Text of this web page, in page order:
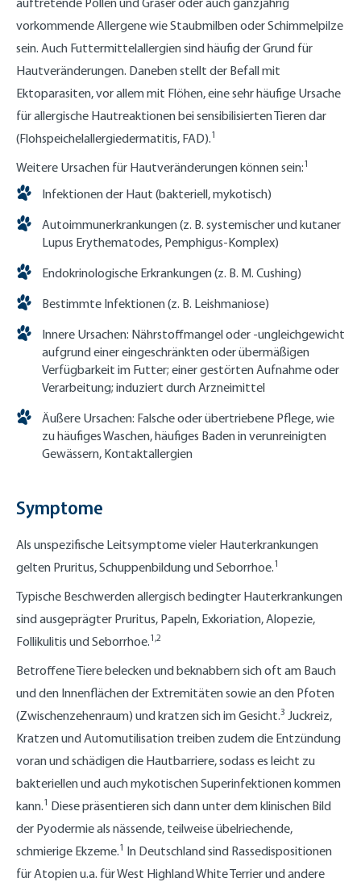
vorkommende Allergene wie Staubmilben oder Schimmelpilze
sein. Auch Futtermittelallergien sind häufig der Grund für
Hautveränderungen. Daneben stellt der Befall mit
Ektoparasiten, vor allem mit Flöhen, eine sehr häufige Ursache
für allergische Hautreaktionen bei sensibilisierten Tieren dar
(Flohspeichelallergiedermatitis, FAD).1
Weitere Ursachen für Hautveränderungen können sein:1
Infektionen der Haut (bakteriell, mykotisch)
Autoimmunerkrankungen (z. B. systemischer und kutaner
Lupus Erythematodes, Pemphigus-Komplex)
Endokrinologische Erkrankungen (z. B. M. Cushing)
Bestimmte Infektionen (z. B. Leishmaniose)
Innere Ursachen: Nährstoffmangel oder -ungleichgewicht
aufgrund einer eingeschränkten oder übermäßigen
Verfügbarkeit im Futter; einer gestörten Aufnahme oder
Verarbeitung; induziert durch Arzneimittel
Äußere Ursachen: Falsche oder übertriebene Pflege, wie
zu häufiges Waschen, häufiges Baden in verunreinigten
Gewässern, Kontaktallergien
Symptome
Als unspezifische Leitsymptome vieler Hauterkrankungen
gelten Pruritus, Schuppenbildung und Seborrhoe.1
Typische Beschwerden allergisch bedingter Hauterkrankungen
sind ausgeprägter Pruritus, Papeln, Exkoriation, Alopezie,
Follikulitis und Seborrhoe.1,2
Betroffene Tiere belecken und beknabbern sich oft am Bauch
und den Innenflächen der Extremitäten sowie an den Pfoten
(Zwischenzehenraum) und kratzen sich im Gesicht.3 Juckreiz,
Kratzen und Automutilisation treiben zudem die Entzündung
voran und schädigen die Hautbarriere, sodass es leicht zu
bakteriellen und auch mykotischen Superinfektionen kommen
kann.1 Diese präsentieren sich dann unter dem klinischen Bild
der Pyodermie als nässende, teilweise übelriechende,
schmierige Ekzeme.1 In Deutschland sind Rassedispositionen
für Atopien u.a. für West Highland White Terrier und andere